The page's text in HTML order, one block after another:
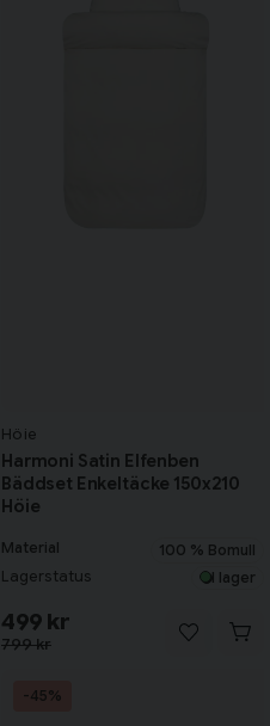
Höie
Harmoni Satin Elfenben
Bäddset Enkeltäcke 150x210
Höie
Material 100 % Bomull
Lagerstatus I lager
799 kr
499 kr
-45%